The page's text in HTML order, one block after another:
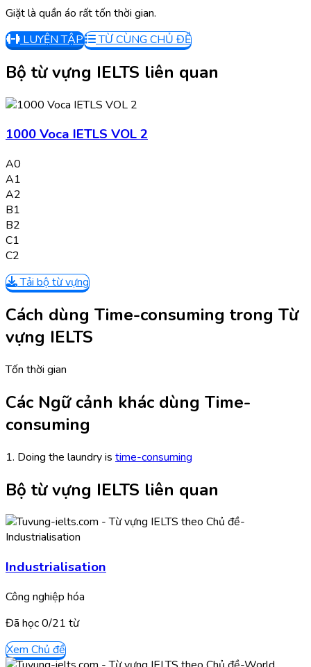
Giặt là quần áo rất tốn thời gian.
LUYỆN TẬP
TỪ CÙNG CHỦ ĐỀ
Bộ từ vựng IELTS liên quan
1000 Voca IETLS VOL 2
A0
A1
A2
B1
B2
C1
C2
Tải bộ từ vựng
Cách dùng Time-consuming trong Từ
vựng IELTS
Tốn thời gian
Các Ngữ cảnh khác dùng Time-
consuming
1. Doing the laundry is time-consuming
Bộ từ vựng IELTS liên quan
Industrialisation
Công nghiệp hóa
Đã học0/21 từ
Xem Chủ đề